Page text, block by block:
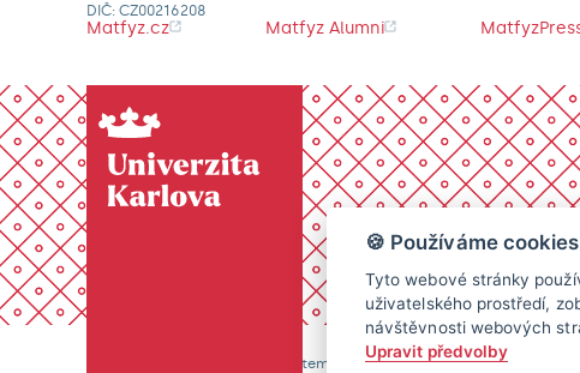
DIČ: CZ00216208
Matfyz.cz Matfyz Alumni
© 2026 Univerzita Karlova, Matematicko-fyzikální fakulta. Všechna
🍪 Používáme cookies
Tyto webové stránky
uživatelského prostředí,
návštěvnosti webových
Upravit předvolby